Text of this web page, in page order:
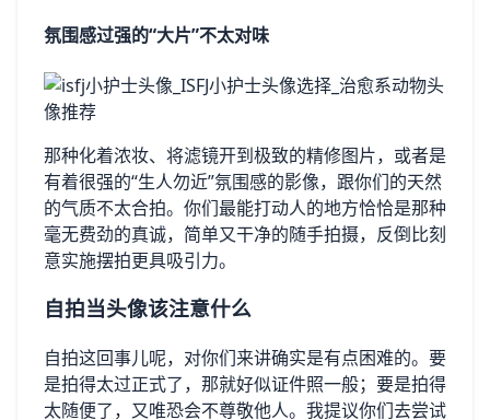
氛围感过强的“大片”不太对味
那种化着浓妆、将滤镜开到极致的精修图片，或者是
有着很强的“生人勿近”氛围感的影像，跟你们的天然
的气质不太合拍。你们最能打动人的地方恰恰是那种
毫无费劲的真诚，简单又干净的随手拍摄，反倒比刻
意实施摆拍更具吸引力。
自拍当头像该注意什么
自拍这回事儿呢，对你们来讲确实是有点困难的。要
是拍得太过正式了，那就好似证件照一般；要是拍得
太随便了，又唯恐会不尊敬他人。我提议你们去尝试